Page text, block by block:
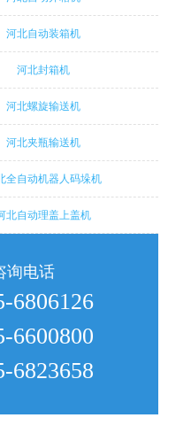
河北自动装箱机
河北封箱机
河北螺旋输送机
河北夹瓶输送机
全自动机器人码垛机
北自动理盖上盖机
询电话
6806126
6600800
6823658